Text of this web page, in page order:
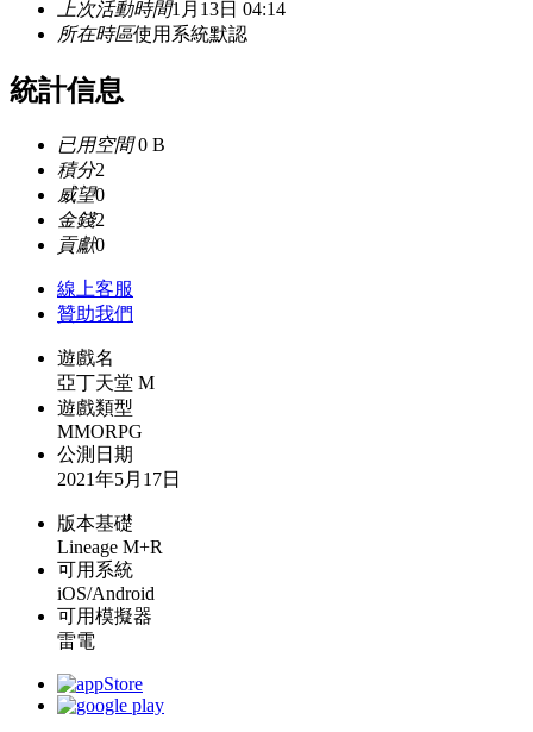
上次活動時間1月13日 04:14
所在時區使用系統默認
統計信息
已用空間0 B
積分2
威望0
金錢2
貢獻0
線上客服
贊助我們
遊戲名
亞丁天堂 M
遊戲類型
MMORPG
公測日期
2021年5月17日
版本基礎
Lineage M+R
可用系統
iOS/Android
可用模擬器
雷電